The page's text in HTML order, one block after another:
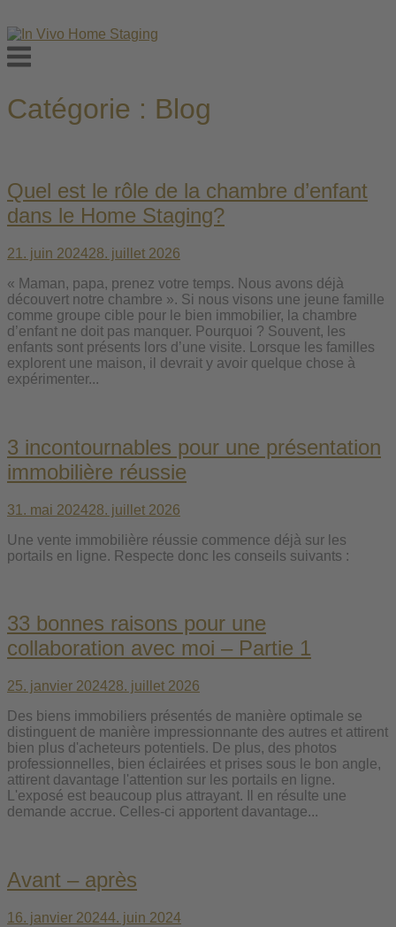
Skip
to
content
Menu
Catégorie : Blog
Quel est le rôle de la chambre d’enfant
dans le Home Staging?
21. juin 202428. juillet 2026
« Maman, papa, prenez votre temps. Nous avons déjà
découvert notre chambre ». Si nous visons une jeune famille
comme groupe cible pour le bien immobilier, la chambre
d’enfant ne doit pas manquer. Pourquoi ? Souvent, les
enfants sont présents lors d’une visite. Lorsque les familles
explorent une maison, il devrait y avoir quelque chose à
expérimenter...
3 incontournables pour une présentation
immobilière réussie
31. mai 202428. juillet 2026
Une vente immobilière réussie commence déjà sur les
portails en ligne. Respecte donc les conseils suivants :
33 bonnes raisons pour une
collaboration avec moi – Partie 1
25. janvier 202428. juillet 2026
Des biens immobiliers présentés de manière optimale se
distinguent de manière impressionnante des autres et attirent
bien plus d'acheteurs potentiels. De plus, des photos
professionnelles, bien éclairées et prises sous le bon angle,
attirent davantage l'attention sur les portails en ligne.
L'exposé est beaucoup plus attrayant. Il en résulte une
demande accrue. Celles-ci apportent davantage...
Avant – après
16. janvier 20244. juin 2024